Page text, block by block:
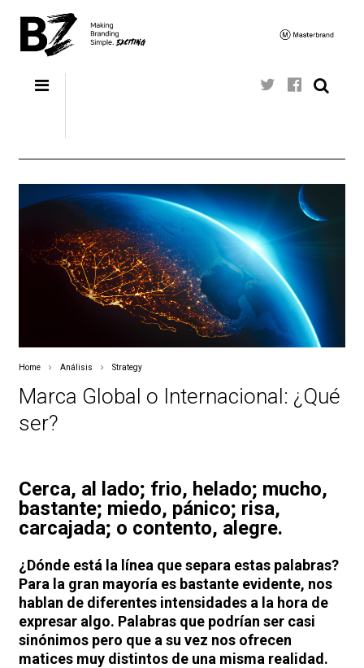
Home Análisis Strategy
Marca Global o Internacional: ¿Qué
ser?
Cerca, al lado; frio, helado; mucho,
bastante; miedo, pánico; risa,
carcajada; o contento, alegre.
¿Dónde está la línea que separa estas palabras?
Para la gran mayoría es bastante evidente, nos
hablan de diferentes intensidades a la hora de
expresar algo. Palabras que podrían ser casi
sinónimos pero que a su vez nos ofrecen
matices muy distintos de una misma realidad.